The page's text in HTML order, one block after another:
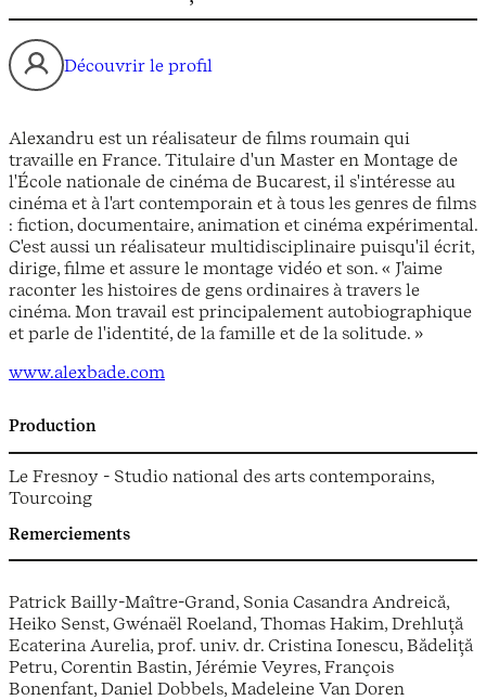
Découvrir le profil
Alexandru est un réalisateur de films roumain qui
travaille en France. Titulaire d'un Master en Montage de
l'École nationale de cinéma de Bucarest, il s'intéresse au
cinéma et à l'art contemporain et à tous les genres de films
: fiction, documentaire, animation et cinéma expérimental.
C'est aussi un réalisateur multidisciplinaire puisqu'il écrit,
dirige, filme et assure le montage vidéo et son. « J'aime
raconter les histoires de gens ordinaires à travers le
cinéma. Mon travail est principalement autobiographique
et parle de l'identité, de la famille et de la solitude. »
www.alexbade.com
Production
Le Fresnoy - Studio national des arts contemporains,
Tourcoing
Remerciements
Patrick Bailly-Maître-Grand, Sonia Casandra Andreică,
Heiko Senst, Gwénaël Roeland, Thomas Hakim, Drehluță
Ecaterina Aurelia, prof. univ. dr. Cristina Ionescu, Bădeliță
Petru, Corentin Bastin, Jérémie Veyres, François
Bonenfant, Daniel Dobbels, Madeleine Van Doren